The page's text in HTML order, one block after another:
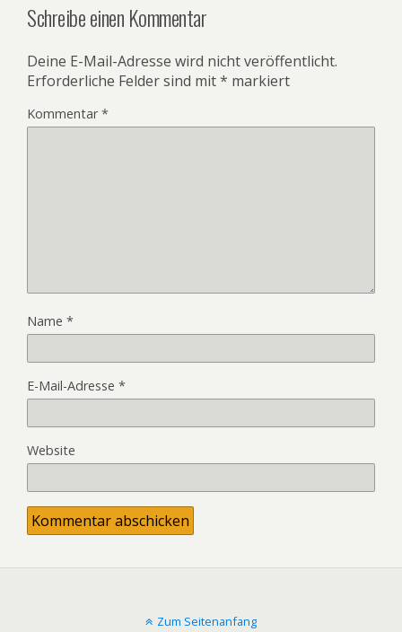
Schreibe einen Kommentar
Deine E-Mail-Adresse wird nicht veröffentlicht.
Erforderliche Felder sind mit* markiert
Kommentar*
Name *
E-Mail-Adresse *
Website
Zum Seitenanfang